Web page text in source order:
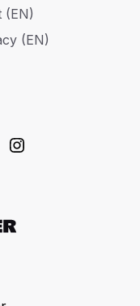
(EN)
(EN)
Instagram